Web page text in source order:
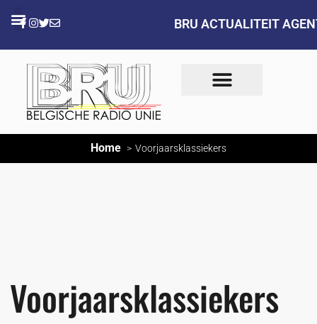
BRU ACTUALITEIT
Home Voorjaarsklassiekers
Voorjaarsklassiekers